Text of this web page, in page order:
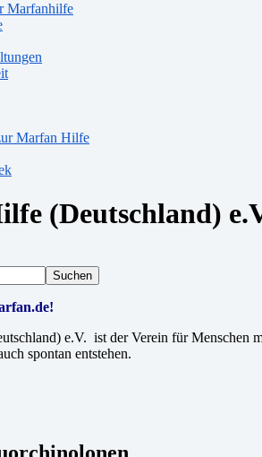
Marfanhilfe
Marfan Hilfe
(Deutschland)
Suchen
e.V. ist der Verein für Menschen
spontan entstehen.